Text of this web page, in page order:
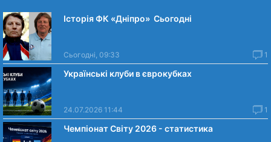
Історія ФК «Дніпро» Сьогодні
Сьогодні, 09:33 1
Українські клуби в єврокубках
24.07.2026 11:44 1
Чемпіонат Світу 2026 - статистика